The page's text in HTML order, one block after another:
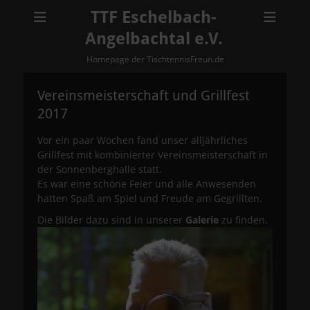
TTF Eschelbach-
Angelbachtal e.V.
Homepage der TischtennisFreun.de
Vereinsmeisterschaft und Grillfest
2017
Vor ein paar Wochen fand unser alljährliches
Grillfest mit kombinierter Vereinsmeisterschaft in
der Sonnenberghalle statt.
Es war eine schöne Feier und alle Anwesenden
hatten Spaß am Spiel und Freude am Gegrillten.
Die Bilder dazu sind in unserer Galerie zu finden.